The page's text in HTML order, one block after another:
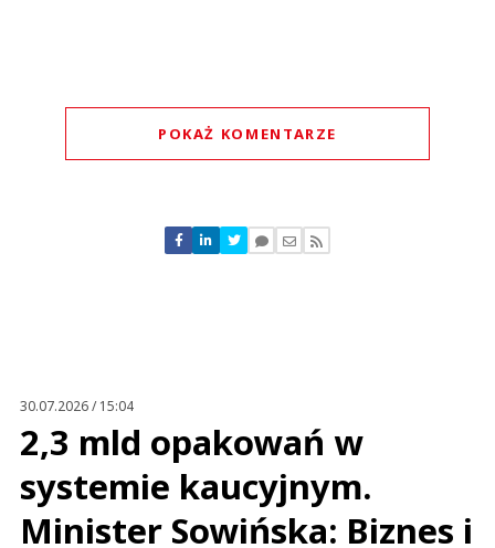
POKAŻ KOMENTARZE
jestem przeciwna zakazowi handlu w niedziele
mama
Odpowiedz
1
6
30.07.2026 / 15:04
2,3 mld opakowań w
systemie kaucyjnym.
Minister Sowińska: Biznes i